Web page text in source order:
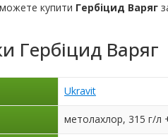
купити Гербіцид Варяг
Гербіцид Варяг
Ukravit
метолахлор, 315 г/л